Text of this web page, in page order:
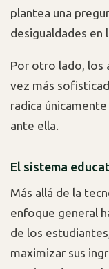
plantea una
desigualdades en
Por otro lado, los
vez más
radica
ante ella.
El sistema
Más allá de la
enfoque general
de los
maximizar sus